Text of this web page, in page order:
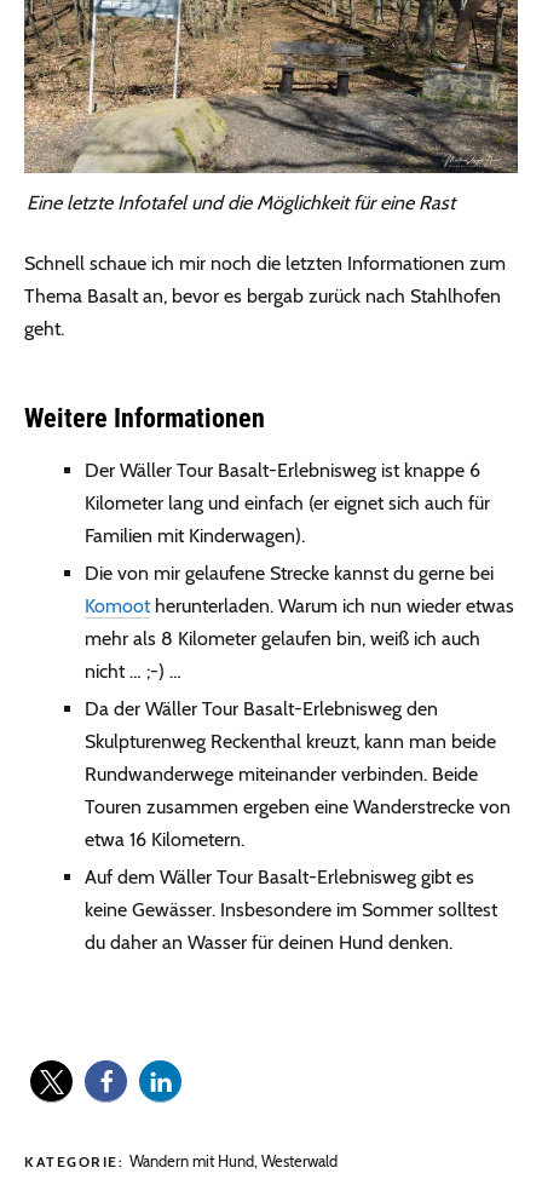
Eine letzte Infotafel und die Möglichkeit für eine Rast
Schnell schaue ich mir noch die letzten Informationen zum
Thema Basalt an, bevor es bergab zurück nach Stahlhofen
geht.
Weitere Informationen
Der Wäller Tour Basalt-Erlebnisweg ist knappe 6
Kilometer lang und einfach (er eignet sich auch für
Familien mit Kinderwagen).
Die von mir gelaufene Strecke kannst du gerne bei
Komootherunterladen. Warum ich nun wieder etwas
mehr als 8 Kilometer gelaufen bin, weiß ich auch
nicht … ;-) …
Da der Wäller Tour Basalt-Erlebnisweg den
Skulpturenweg Reckenthal kreuzt, kann man beide
Rundwanderwege miteinander verbinden. Beide
Touren zusammen ergeben eine Wanderstrecke von
etwa 16 Kilometern.
Auf dem Wäller Tour Basalt-Erlebnisweg gibt es
keine Gewässer. Insbesondere im Sommer solltest
du daher an Wasser für deinen Hund denken.
KATEGORIE: Wandern mit Hund,Westerwald